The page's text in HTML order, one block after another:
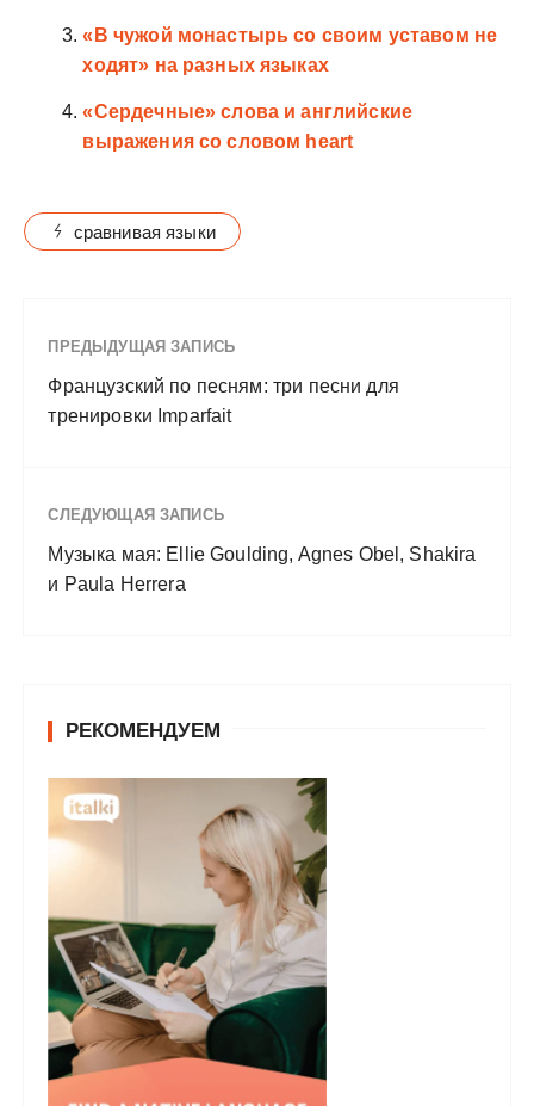
«В чужой монастырь со своим уставом не
ходят» на разных языках
«Сердечные» слова и английские
выражения со словом heart
сравнивая языки
ПРЕДЫДУЩАЯ ЗАПИСЬ
Французский по песням: три песни для
тренировки Imparfait
СЛЕДУЮЩАЯ ЗАПИСЬ
Музыка мая: Ellie Goulding, Agnes Obel, Shakira
и Paula Herrera
РЕКОМЕНДУЕМ